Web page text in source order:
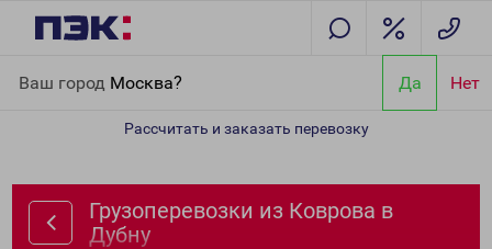
Ваш город Москва? Да Нет
Рассчитать и заказать перевозку
Грузоперевозки из Коврова в
Дубну